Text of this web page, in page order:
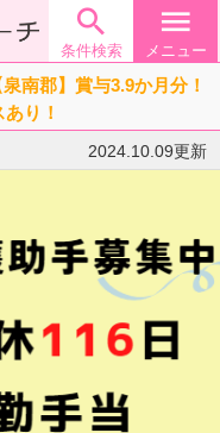

条件検索
menu
メニュー
南郡】賞与3.9か月分！
り！
2024.10.09更新